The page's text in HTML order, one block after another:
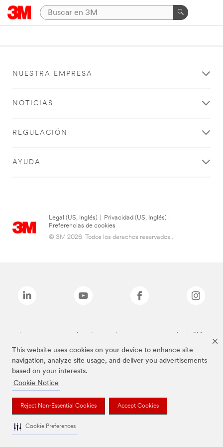
This website uses cookies on your device to enhance site
navigation, analyze site usage, and deliver you advertisements
based on your interests.
Cookie Notice
Reject Non-Essential Cookies Accept Cookies
Cookie Preferences
NUESTRA EMPRESA
NOTICIAS
REGULACIÓN
AYUDA
Legal (US, Inglés) Privacidad (US, Inglés)
Preferencias de cookies
© 3M 2026. Todos los derechos reservados..
Las marcas mencionadas anteriormente son marcas comerciales de 3M.